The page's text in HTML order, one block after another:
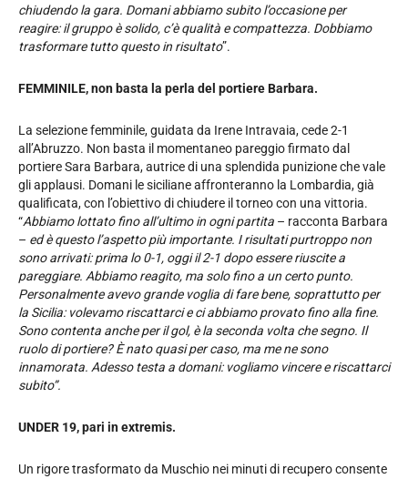
chiudendo la gara. Domani abbiamo subito l’occasione per
reagire: il gruppo è solido, c’è qualità e compattezza. Dobbiamo
trasformare tutto questo in risultato”.
FEMMINILE,non basta la perla del portiere Barbara.
La selezione femminile, guidata da Irene Intravaia, cede 2-1
all’Abruzzo. Non basta il momentaneo pareggio firmato dal
portiere Sara Barbara, autrice di una splendida punizione che vale
gli applausi. Domani le siciliane affronteranno la Lombardia, già
qualificata, con l’obiettivo di chiudere il torneo con una vittoria.
“Abbiamo lottato fino all’ultimo in ogni partita – racconta Barbara
– ed è questo l’aspetto più importante. I risultati purtroppo non
sono arrivati: prima lo 0-1, oggi il 2-1 dopo essere riuscite a
pareggiare. Abbiamo reagito, ma solo fino a un certo punto.
Personalmente avevo grande voglia di fare bene, soprattutto per
la Sicilia: volevamo riscattarci e ci abbiamo provato fino alla fine.
Sono contenta anche per il gol, è la seconda volta che segno. Il
ruolo di portiere? È nato quasi per caso, ma me ne sono
innamorata. Adesso testa a domani: vogliamo vincere e riscattarci
subito”.
UNDER 19,pari in extremis.
Un rigore trasformato da Muschio nei minuti di recupero consente